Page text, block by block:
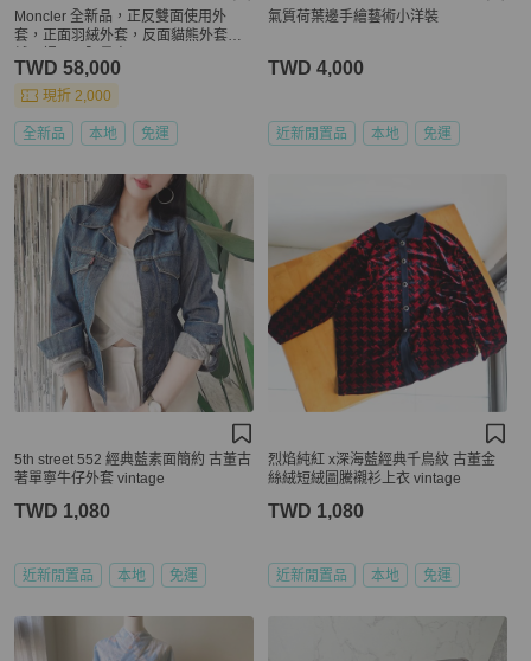
Moncler 全新品，正反雙面使用外
套，正面羽絨外套，反面貓熊外套羽
TWD 58,000
現折 2,000
全新品 本地 免運
氣質荷葉邊手繪藝術小洋裝
TWD 4,000
近新閒置品 本地 免運
5th street 552 經典藍素面簡約 古董古
著單寧牛仔外套 vintage
TWD 1,080
近新閒置品 本地 免運
烈焰純紅 x深海藍經典千鳥紋 古董金
絲絨短絨圖騰襯衫上衣 vintage
TWD 1,080
近新閒置品 本地 免運